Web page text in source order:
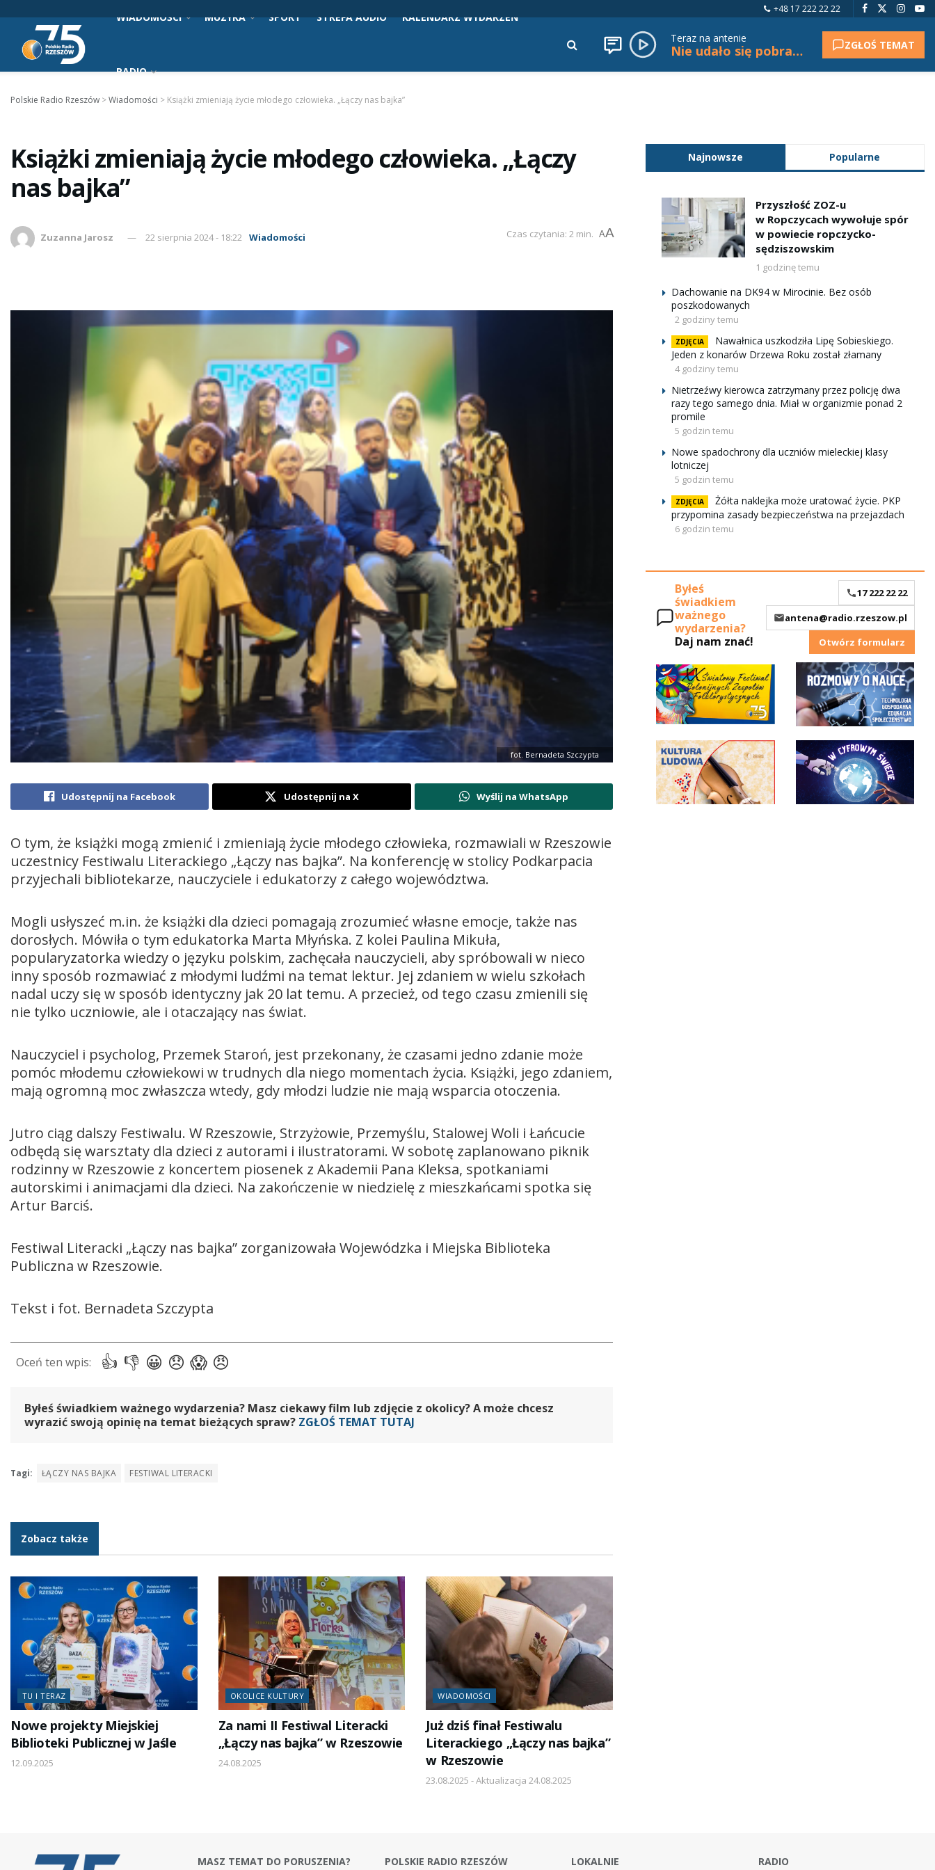
+48 17 222 22 22
WIADOMOŚCI MUZYKA SPORT STREFA AUDIO KALENDARZ WYDARZEŃ
RADIO
Teraz na antenie
Nie udało się pobrać tytułu. ZGŁOŚ TEMAT
Polskie Radio Rzeszów >Wiadomości > Książki zmieniają życie młodego człowieka. „Łączy nas bajka”
Książki zmieniają życie młodego człowieka. „Łączy
nas bajka”
Zuzanna Jarosz 22 sierpnia 2024 - 18:22 Wiadomości Czas czytania: 2 min. AA
fot. Bernadeta Szczypta
Udostępnij na Facebook Udostępnij na X Wyślij na WhatsApp
O tym, że książki mogą zmienić i zmieniają życie młodego człowieka, rozmawiali w Rzeszowie
uczestnicy Festiwalu Literackiego „Łączy nas bajka”. Na konferencję w stolicy Podkarpacia
przyjechali bibliotekarze, nauczyciele i edukatorzy z całego województwa.
Mogli usłyszeć m.in. że książki dla dzieci pomagają zrozumieć własne emocje, także nas
dorosłych. Mówiła o tym edukatorka Marta Młyńska. Z kolei Paulina Mikuła,
popularyzatorka wiedzy o języku polskim, zachęcała nauczycieli, aby spróbowali w nieco
inny sposób rozmawiać z młodymi ludźmi na temat lektur. Jej zdaniem w wielu szkołach
nadal uczy się w sposób identyczny jak 20 lat temu. A przecież, od tego czasu zmienili się
nie tylko uczniowie, ale i otaczający nas świat.
Nauczyciel i psycholog, Przemek Staroń, jest przekonany, że czasami jedno zdanie może
pomóc młodemu człowiekowi w trudnych dla niego momentach życia. Książki, jego zdaniem,
mają ogromną moc zwłaszcza wtedy, gdy młodzi ludzie nie mają wsparcia otoczenia.
Jutro ciąg dalszy Festiwalu. W Rzeszowie, Strzyżowie, Przemyślu, Stalowej Woli i Łańcucie
odbędą się warsztaty dla dzieci z autorami i ilustratorami. W sobotę zaplanowano piknik
rodzinny w Rzeszowie z koncertem piosenek z Akademii Pana Kleksa, spotkaniami
autorskimi i animacjami dla dzieci. Na zakończenie w niedzielę z mieszkańcami spotka się
Artur Barciś.
Festiwal Literacki „Łączy nas bajka” zorganizowała Wojewódzka i Miejska Biblioteka
Publiczna w Rzeszowie.
Tekst i fot. Bernadeta Szczypta
Byłeś świadkiem ważnego wydarzenia? Masz ciekawy film lub zdjęcie z okolicy? A może chcesz
wyrazić swoją opinię na temat bieżących spraw? ZGŁOŚ TEMAT TUTAJ
Tagi: ŁĄCZY NAS BAJKA FESTIWAL LITERACKI
Zobacz także
TU I TERAZ
Nowe projekty Miejskiej
Biblioteki Publicznej w Jaśle
12.09.2025
OKOLICE KULTURY
Za nami II Festiwal Literacki
„Łączy nas bajka” w Rzeszowie
24.08.2025
WIADOMOŚCI
Już dziś finał Festiwalu
Literackiego „Łączy nas bajka”
w Rzeszowie
23.08.2025 - Aktualizacja 24.08.2025
Najnowsze Popularne
Przyszłość ZOZ-u
w Ropczycach wywołuje spór
w powiecie ropczycko-
sędziszowskim
1 godzinę temu
Dachowanie na DK94 w Mirocinie. Bez osób
poszkodowanych
2 godziny temu
ZDJĘCIA
Nawałnica uszkodziła Lipę Sobieskiego.
Jeden z konarów Drzewa Roku został złamany
4 godziny temu
Nietrzeźwy kierowca zatrzymany przez policję dwa
razy tego samego dnia. Miał w organizmie ponad 2
promile
5 godzin temu
Nowe spadochrony dla uczniów mieleckiej klasy
lotniczej
5 godzin temu
ZDJĘCIA
Żółta naklejka może uratować życie. PKP
przypomina zasady bezpieczeństwa na przejazdach
6 godzin temu
Byłeś
świadkiem
ważnego
wydarzenia?
Daj nam znać!
17 222 22 22
antena@radio.rzeszow.pl
Otwórz formularz
MASZ TEMAT DO PORUSZENIA? POLSKIE RADIO RZESZÓW LOKALNIE RADIO